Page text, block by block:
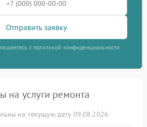
Отправить заявку
с политикой конфиденциальности
на услуги ремонта
на текущую дату 09.08.2026